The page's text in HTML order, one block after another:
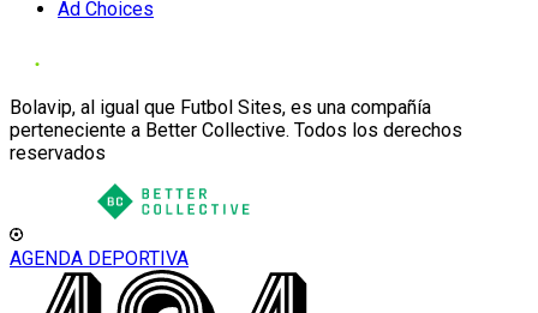
Ad Choices
Bolavip, al igual que Futbol Sites, es una compañía
perteneciente a Better Collective. Todos los derechos
reservados
AGENDA DEPORTIVA